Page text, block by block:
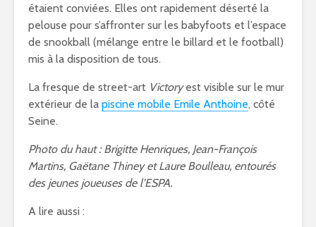
étaient conviées. Elles ont rapidement déserté la
pelouse pour s’affronter sur les babyfoots et l’espace
de snookball (mélange entre le billard et le football)
mis à la disposition de tous.
La fresque de street-art Victoryest visible sur le mur
extérieur de la piscine mobile Emile Anthoine, côté
Seine.
Photo du haut : Brigitte Henriques, Jean-François
Martins, Gaëtane Thiney et Laure Boulleau, entourés
des jeunes joueuses de l’ESPA.
A lire aussi :